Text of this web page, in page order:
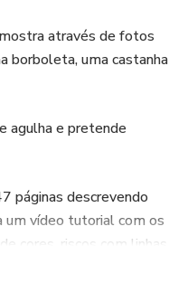
através de fotos
borboleta, uma castanha
agulha e pretende
páginas descrevendo
um vídeo tutorial com os
cores, riscos com linhas
incluídos no material.